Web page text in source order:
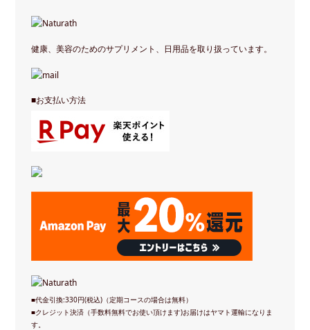
健康、美容のためのサプリメント、日用品を取り扱っています。
■お支払い方法
■代金引換:330円(税込)（定期コースの場合は無料）
■クレジット決済（手数料無料でお使い頂けます)お届けはヤマト運輸になりま
す。